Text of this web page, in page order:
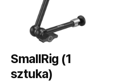
SmallRig (1
sztuka)